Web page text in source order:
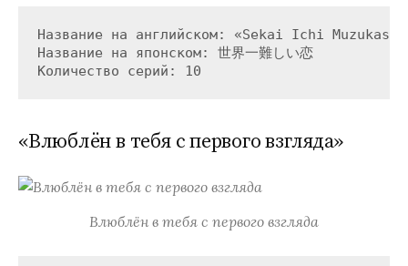
Название на английском: «Sekai Ichi
Название на японском: 世界一難しい恋
«Влюблён в тебя с первого взгляда»
Влюблён в тебя с первого взгляда